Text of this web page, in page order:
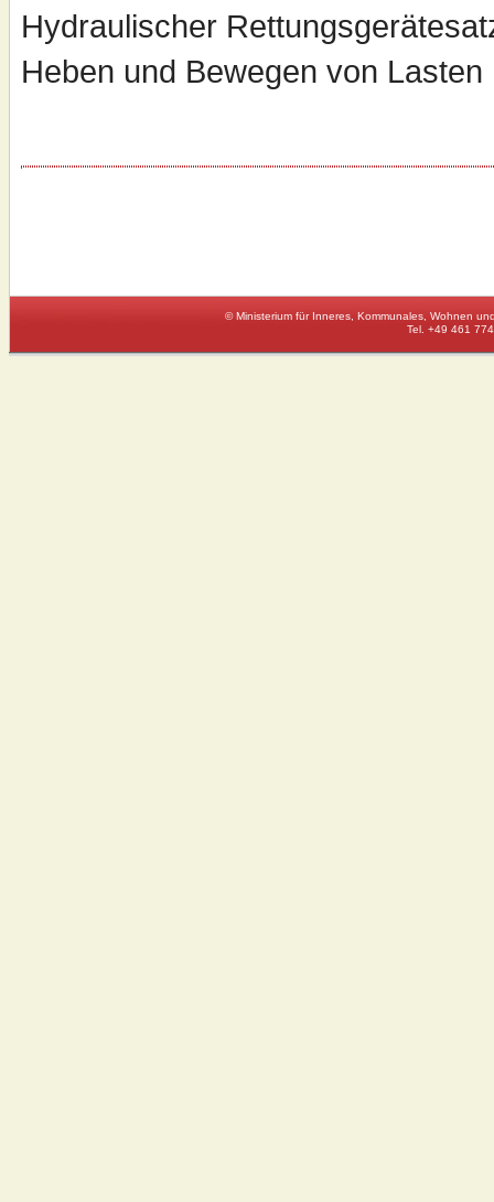
Hydraulischer
Heben und Bewegen von Lasten
© Ministerium für Inneres, Kommunales, Wohnen
Tel. +49 461